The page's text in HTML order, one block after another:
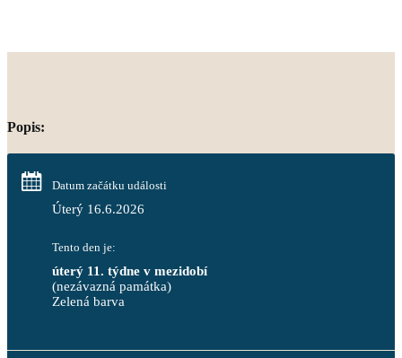
Popis:
Datum začátku události
Úterý 16.6.2026
Tento den je:
úterý 11. týdne v mezidobí
(nezávazná památka)
Zelená barva